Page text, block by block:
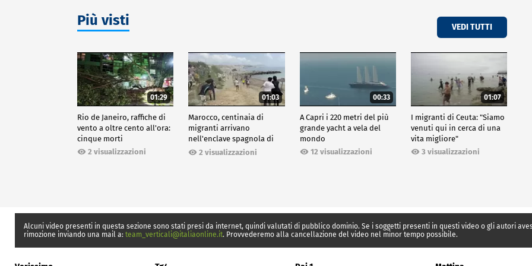
Più visti VEDI TUTTI
01:29
Rio de Janeiro, raffiche di
vento a oltre cento all'ora:
cinque morti
2 visualizzazioni
01:03
Marocco, centinaia di
migranti arrivano
nell'enclave spagnola di
Ceuta2 visualizzazioni
00:33
A Capri i 220 metri del più
grande yacht a vela del
mondo
12 visualizzazioni
01:07
I migranti di Ceuta: "Siamo
venuti qui in cerca di una
vita migliore"
3 visualizzazioni
Alcuni video presenti in questa sezione sono stati presi da internet, quindi valutati di pubblico dominio. Se i soggetti presenti in questi video o gli autori
rimozione inviando una mail a: team_verticali@italiaonline.it. Provvederemo alla cancellazione del video nel minor tempo possibile.